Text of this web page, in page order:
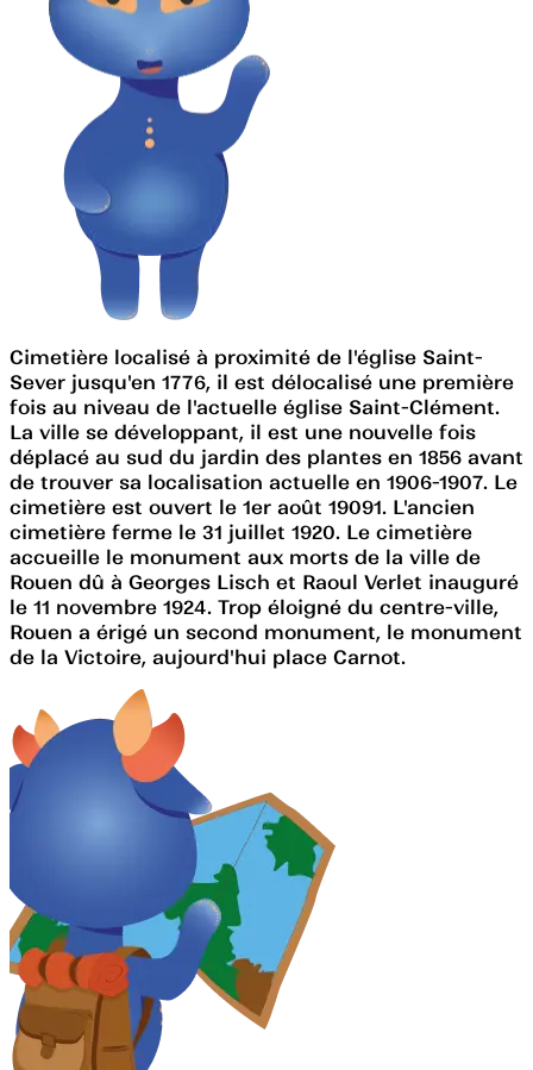
Cimetière localisé à proximité de l'église Saint-
Sever jusqu'en 1776, il est délocalisé une première
fois au niveau de l'actuelle église Saint-Clément.
La ville se développant, il est une nouvelle fois
déplacé au sud du jardin des plantes en 1856 avant
de trouver sa localisation actuelle en 1906-1907. Le
cimetière est ouvert le 1er août 19091. L'ancien
cimetière ferme le 31 juillet 1920. Le cimetière
accueille le monument aux morts de la ville de
Rouen dû à Georges Lisch et Raoul Verlet inauguré
le 11 novembre 1924. Trop éloigné du centre-ville,
Rouen a érigé un second monument, le monument
de la Victoire, aujourd'hui place Carnot.